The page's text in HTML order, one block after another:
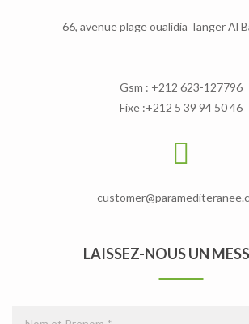
66, avenue plage oualidia Tanger Al
Gsm : +212 623-127796
Fixe :+212 5 39 94 50 46
LAISSEZ-NOUS UN